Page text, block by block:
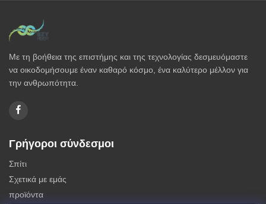
Με τη βοήθεια της επιστήμης και της τεχνολογίας δεσμευόμαστε
να οικοδομήσουμε έναν καθαρό κόσμο, ένα καλύτερο μέλλον για
την ανθρωπότητα.
Γρήγοροι σύνδεσμοι
Σπίτι
Σχετικά με εμάς
προϊόντα